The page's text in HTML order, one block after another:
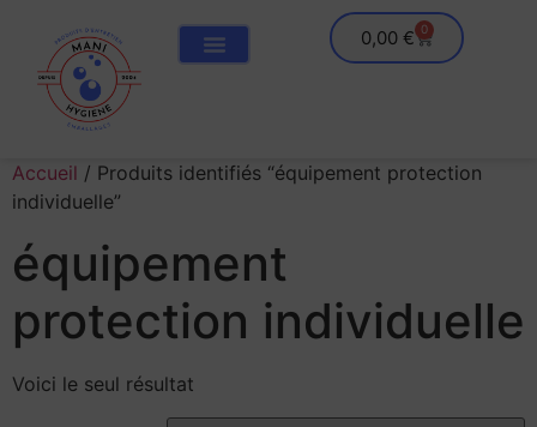
0,00 € 0
Accueil / Produits identifiés “équipement protection
individuelle”
équipement
protection individuelle
Voici le seul résultat